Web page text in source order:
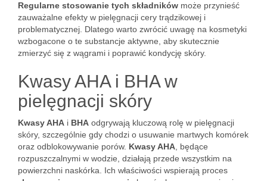
Regularne stosowanie tych składników może przynieść
zauważalne efekty w pielęgnacji cery trądzikowej i
problematycznej. Dlatego warto zwrócić uwagę na kosmetyki
wzbogacone o te substancje aktywne, aby skutecznie
zmierzyć się z wągrami i poprawić kondycję skóry.
Kwasy AHA i BHA w
pielęgnacji skóry
Kwasy AHA i BHA odgrywają kluczową rolę w pielęgnacji
skóry, szczególnie gdy chodzi o usuwanie martwych komórek
oraz odblokowywanie porów. Kwasy AHA , będące
rozpuszczalnymi w wodzie, działają przede wszystkim na
powierzchni naskórka. Ich właściwości wspierają proces